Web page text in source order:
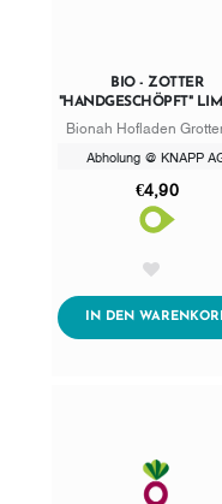
BIO - ZOTTER
"HANDGESCHÖPFT"
MARACUJA
Bionah Hofladen
Abholung @ KNAPP
€4,90
IN DEN